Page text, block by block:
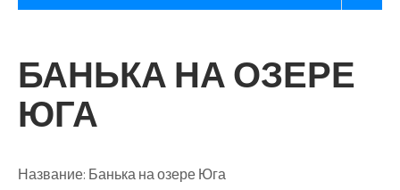
БАНЬКА НА ОЗЕРЕ
ЮГА
Название: Банька на озере Юга